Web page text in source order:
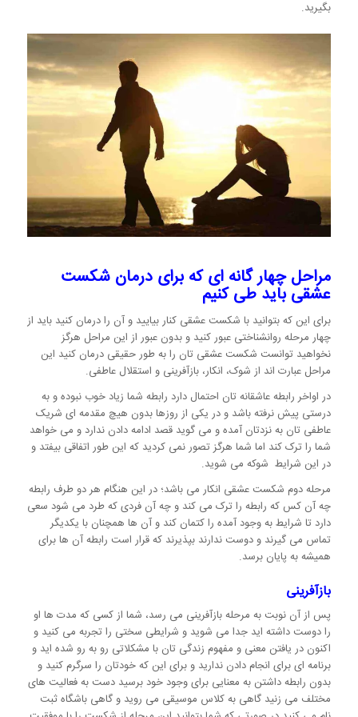
بگیرید.
مراحل چهار گانه ای که برای درمان شکست
عشقی باید طی کنیم
برای این که بتوانید با شکست عشقی کنار بیایید و آن را درمان کنید باید از
چهار مرحله روانشناختی عبور کنید و بدون عبور از این مراحل هرگز
نخواهید توانست شکست عشقی تان را به طور حقیقی درمان کنید این
مراحل عبارت اند از شوک، انکار، بازآفرینی و استقلال عاطفی.
در اواخر رابطه عاشقانه تان احتمال دارد رابطه شما زیاد خوب نبوده و به
درستی پیش نرفته باشد و در یکی از روزها بدون هیچ مقدمه ای شریک
عاطفی تان به نزدتان آمده و می گوید قصد ادامه دادن ندارد و می خواهد
شما را ترک کند اما شما هرگز تصور نمی کردید که این طور اتفاقی بیفتد و
در این شرایط شوکه می شوید.
مرحله دوم شکست عشقی انکار می باشد؛ در این هنگام هر دو طرف رابطه
چه آن کس که رابطه را ترک می کند و چه آن فردی که طرد می شود سعی
دارد تا شرایط به وجود آمده را کتمان کند و آن ها همچنان با یکدیگر
تماس می گیرند و دوست ندارند بپذیرند که قرار است رابطه آن ها برای
همیشه به پایان برسد.
بازآفرینی
پس از آن نوبت به مرحله بازآفرینی می رسد، شما از کسی که مدت ها او
را دوست داشته اید جدا می شوید و شرایطی سختی را تجربه می کنید و
اکنون در یافتن معنی و مفهوم زندگی تان با مشکلاتی رو به رو شده اید و
برنامه ای برای انجام دادن ندارید و برای این که خودتان را سرگرم کنید و
بدون رابطه داشتن به معنایی برای وجود خود برسید دست به فعالیت های
مختلف می زنید گاهی به کلاس موسیقی می روید و گاهی باشگاه ثبت